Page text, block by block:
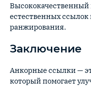
Высококачественный
естественных
ранжирования.
Заключение
Анкорные ссылки —
который помогает